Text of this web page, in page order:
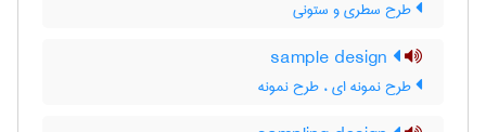
طرح سطری و ستونی
طرح نمونه ای ، طرح نمونه